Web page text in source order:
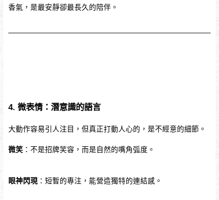
香氣，是最安靜卻最長久的陪伴。
4. 微表情：潛意識的語言
大動作容易引人注目，但真正打動人心的，是不經意的細節。
微笑：不是招牌笑容，而是自然的嘴角弧度。
眼神閃現：短暫的專注，能營造獨特的連結感。